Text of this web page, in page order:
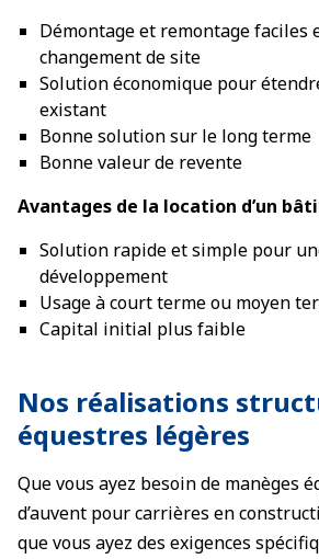
Démontage et remontage faciles
changement de site
Solution économique pour
existant
Bonne solution sur le long terme
Bonne valeur de revente
Avantages de la location d’un
Solution rapide et simple pour
développement
Usage à court terme ou moyen
Capital initial plus faible
Nos réalisations
équestres légères
Que vous ayez besoin de manèges
d’auvent pour carrières en
que vous ayez des exigences